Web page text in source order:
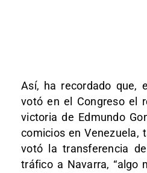
Así, ha recordado que,
votó en el Congreso el
victoria de Edmundo
comicios en Venezuela,
votó la transferencia
tráfico a Navarra, “algo